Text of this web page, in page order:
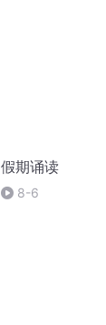
假期诵读
8-6